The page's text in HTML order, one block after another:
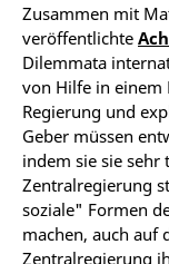
Zusammen mit
veröffentlichte
Dilemmata
von Hilfe in einem
Regierung und
Geber müssen
indem sie sie
Zentralregierung
soziale" Formen
machen, auch auf
Zentralregierung